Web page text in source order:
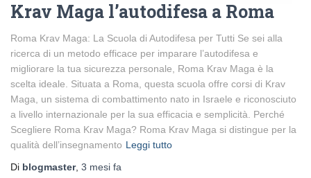
Krav Maga l’autodifesa a Roma
Roma Krav Maga: La Scuola di Autodifesa per Tutti Se sei alla
ricerca di un metodo efficace per imparare l’autodifesa e
migliorare la tua sicurezza personale, Roma Krav Maga è la
scelta ideale. Situata a Roma, questa scuola offre corsi di Krav
Maga, un sistema di combattimento nato in Israele e riconosciuto
a livello internazionale per la sua efficacia e semplicità. Perché
Scegliere Roma Krav Maga? Roma Krav Maga si distingue per la
qualità dell’insegnamento Leggi tutto
Di blogmaster, 3 mesi fa